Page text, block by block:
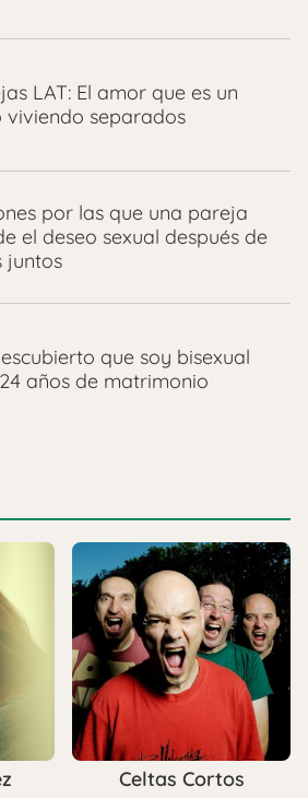
LAT: El amor que es un
viviendo separados
por las que una pareja
el deseo sexual después de
juntos
que soy bisexual
años de matrimonio
Celtas Cortos